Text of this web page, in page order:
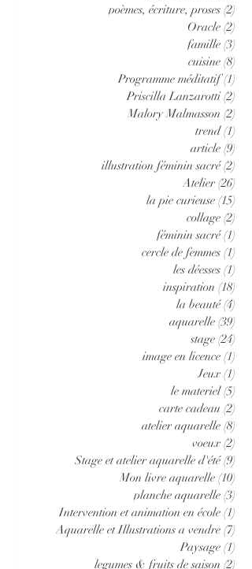
poèmes, écriture, proses (2)
Oracle (2)
famille (3)
cuisine (8)
Programme méditatif (1)
Priscilla Lanzarotti (2)
Malory Malmasson (2)
trend (1)
article (9)
illustration féminin sacré (2)
Atelier (26)
la pie curieuse (15)
collage (2)
féminin sacré (1)
cercle de femmes (1)
les déesses (1)
inspiration (18)
la beauté (4)
aquarelle (39)
stage (24)
image en licence (1)
Jeux (1)
le materiel (5)
carte cadeau (2)
atelier aquarelle (8)
voeux (2)
Stage et atelier aquarelle d'été (9)
Mon livre aquarelle (10)
planche aquarelle (3)
Intervention et animation en école (1)
Aquarelle et Illustrations a vendre (7)
Paysage (1)
legumes & fruits de saison (2)